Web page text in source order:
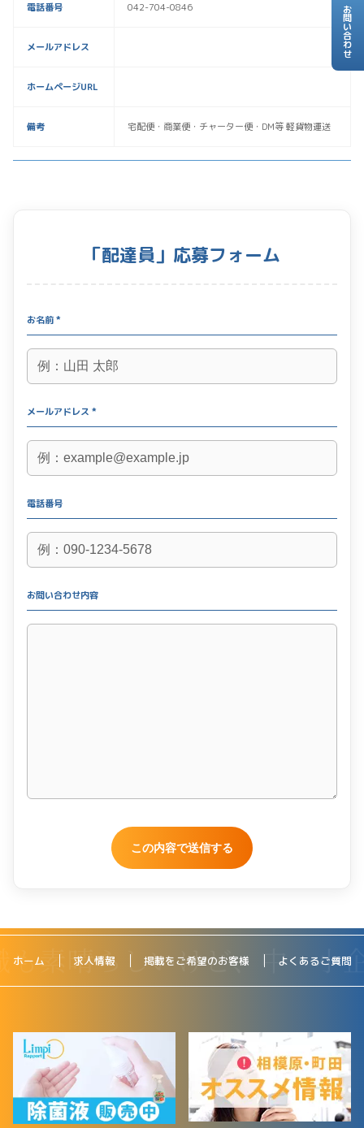
お問い合わせ
電話番号 042-704-0846
メールアドレス
ホームページURL
備考 宅配便・商業便・チャーター便・DM等 軽貨物運送
「配達員」応募フォーム
お名前 *
メールアドレス *
電話番号
お問い合わせ内容
ホーム 求人情報 掲載をご希望のお客様 よくあるご質問